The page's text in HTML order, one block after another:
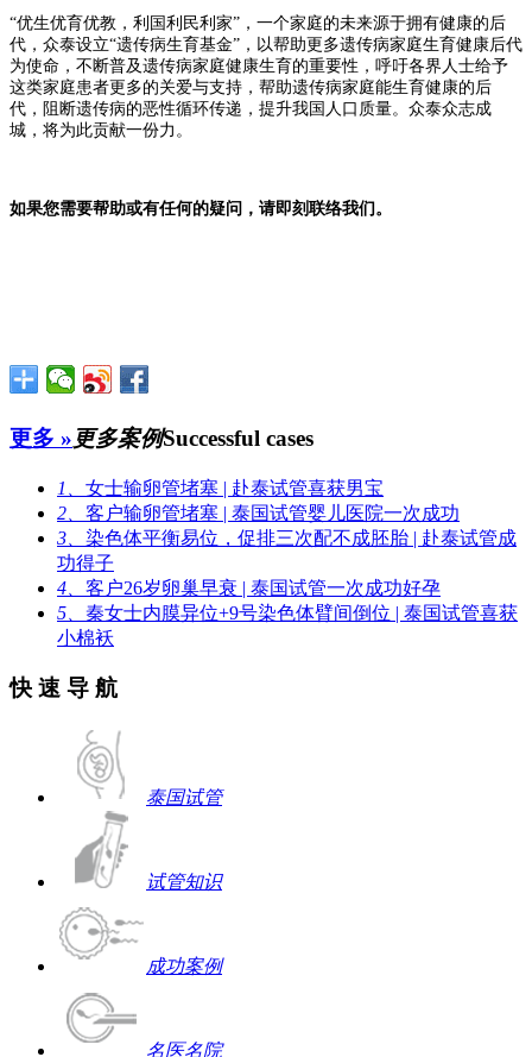
“优生优育优教，利国利民利家”，一个家庭的未来源于拥有健康的后
代，众泰设立“遗传病生育基金”，以帮助更多遗传病家庭生育健康后代
为使命，不断普及遗传病家庭健康生育的重要性，呼吁各界人士给予
这类家庭患者更多的关爱与支持，帮助遗传病家庭能生育健康的后
代，阻断遗传病的恶性循环传递，提升我国人口质量。众泰众志成
城，将为此贡献一份力。
如果您需要帮助或有任何的疑问，请即刻联络我们。
更多 » 更多案例Successful cases
1、 女士输卵管堵塞 | 赴泰试管喜获男宝
2、 客户输卵管堵塞 | 泰国试管婴儿医院一次成功
3、 染色体平衡易位，促排三次配不成胚胎 | 赴泰试管成
功得子
4、 客户26岁卵巢早衰 | 泰国试管一次成功好孕
5、 秦女士内膜异位+9号染色体臂间倒位 | 泰国试管喜获
小棉袄
快 速 导 航
泰国试管
试管知识
成功案例
名医名院